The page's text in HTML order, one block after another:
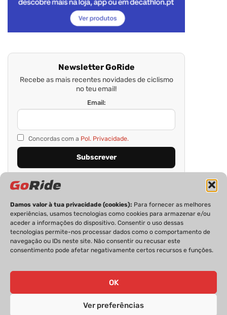
Damos valor à tua privacidade (cookies): Para fornecer as melhores
experiências, usamos tecnologias como cookies para armazenar e/ou
aceder a informações do dispositivo. Consentir o uso dessas
tecnologias permite-nos processar dados como o comportamento de
navegação ou IDs neste site. Não consentir ou recusar este
consentimento pode afetar negativamente certos recursos e funções.
OK
Ver preferências
Newsletter GoRide
Recebe as mais recentes novidades de ciclismo
no teu email!
Email:
Concordas com a Pol. Privacidade.
PRIVACIDADE FICHA TÉCNICA
ESTATUTO EDITORIAL